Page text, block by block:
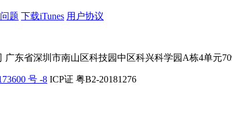
题 下载iTunes 用户协议
广东省深圳市南山区科技园中区科兴科学园A栋4单元
号 -8 ICP证 粤B2-20181276